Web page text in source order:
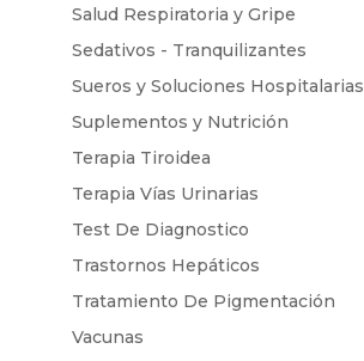
Salud Respiratoria y Gripe
Sedativos - Tranquilizantes
Sueros y Soluciones Hospitalarias
Suplementos y Nutrición
Terapia Tiroidea
Terapia Vías Urinarias
Test De Diagnostico
Trastornos Hepáticos
Tratamiento De Pigmentación
Vacunas